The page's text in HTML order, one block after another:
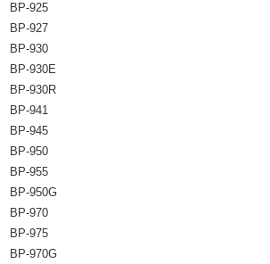
BP-925
BP-927
BP-930
BP-930E
BP-930R
BP-941
BP-945
BP-950
BP-955
BP-950G
BP-970
BP-975
BP-970G